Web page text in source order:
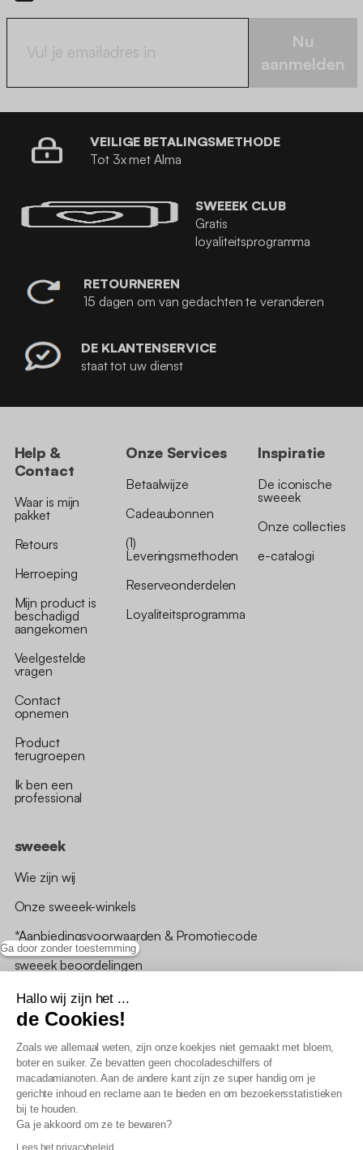
Ga door zonder toestemming
Hallo wij zijn het ...
de Cookies!
Zoals we allemaal weten, zijn onze koekjes niet gemaakt met bloem,
boter en suiker. Ze bevatten geen chocoladeschilfers of
macadamianoten. Aan de andere kant zijn ze super handig om je
gerichte inhoud en reclame aan te bieden en om bezoekersstatistieken
bij te houden.
Ga je akkoord om ze te bewaren?
Lees het privacybeleid
Nu
aanmelden
VEILIGE BETALINGSMETHODE
Tot 3x met Alma
SWEEEK CLUB
Gratis
loyaliteitsprogramma
RETOURNEREN
15 dagen om van gedachten te veranderen
DE KLANTENSERVICE
staat tot uw dienst
Help &
Contact
Waar is mijn
pakket
Retours
Herroeping
Mijn product is
beschadigd
aangekomen
Veelgestelde
vragen
Contact
opnemen
Product
terugroepen
Ik ben een
professional
Onze Services
Betaalwijze
Cadeaubonnen
(1)
Leveringsmethoden
Reserveonderdelen
Loyaliteitsprogramma
Inspiratie
De iconische
sweeek
Onze collecties
e-catalogi
sweeek
Wie zijn wij
Onze sweeek-winkels
*Aanbiedingsvoorwaarden & Promotiecode
sweeek beoordelingen
Algemene verkoopsvoorwaarden
AV loyaliteitsprogramma
Beleid persoonsgegevens
Verklaring inzake toegankelijkheid